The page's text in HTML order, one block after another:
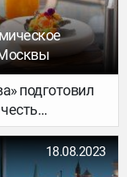
подготовил
с
на
18.08.2023